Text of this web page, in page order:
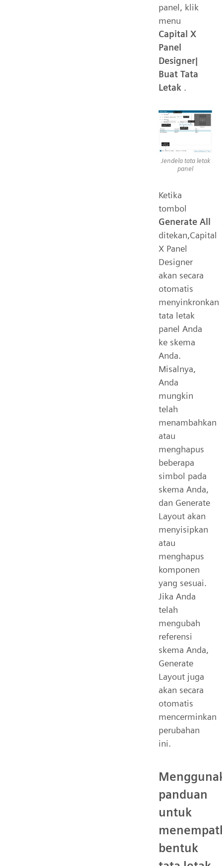
panel, klik
menu
Capital X
Panel
Designer|
Buat Tata
Letak .
Jendela tata letak
panel
Ketika
tombol
Generate All
ditekan,Capital
X Panel
Designer
akan secara
otomatis
menyinkronkan
tata letak
panel Anda
ke skema
Anda.
Misalnya,
Anda
mungkin
telah
menambahkan
atau
menghapus
beberapa
simbol pada
skema Anda,
dan Generate
Layout akan
menyisipkan
atau
menghapus
komponen
yang sesuai.
Jika Anda
telah
mengubah
referensi
skema Anda,
Generate
Layout juga
akan secara
otomatis
mencerminkan
perubahan
ini.
panduan
untuk
bentuk